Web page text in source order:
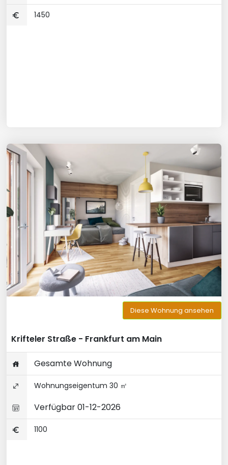
1450
Diese Wohnung ansehen
Krifteler Straße - Frankfurt am Main
Gesamte Wohnung
Wohnungseigentum 30 ㎡
Verfügbar 01-12-2026
1100